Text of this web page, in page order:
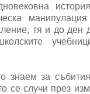
тя и до ден
знаем за
се случи през